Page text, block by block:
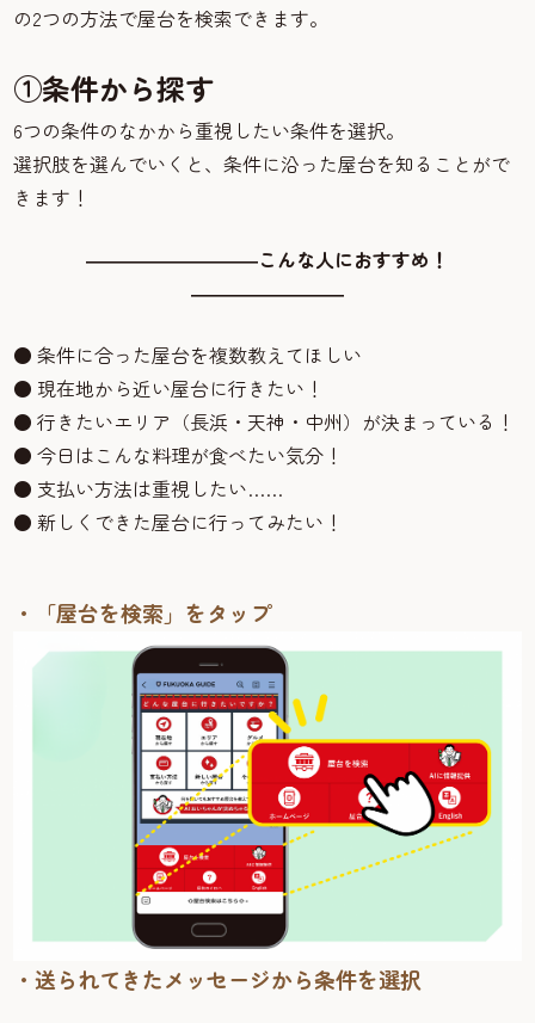
の2つの方法で屋台を検索できます。
①条件から探す
6つの条件のなかから重視したい条件を選択。
選択肢を選んでいくと、条件に沿った屋台を知ることがで
きます！
―――――――――こんな人におすすめ！
――――――――
● 条件に合った屋台を複数教えてほしい
● 現在地から近い屋台に行きたい！
● 行きたいエリア（長浜・天神・中州）が決まっている！
● 今日はこんな料理が食べたい気分！
● 支払い方法は重視したい……
● 新しくできた屋台に行ってみたい！
・「屋台を検索」をタップ
・送られてきたメッセージから条件を選択